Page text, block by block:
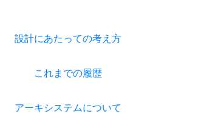
設計にあたっての考え方
これまでの履歴
アーキシステムについて